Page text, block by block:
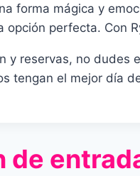
forma mágica y
opción perfecta. Con
y reservas, no dudes
tengan el mejor día
de